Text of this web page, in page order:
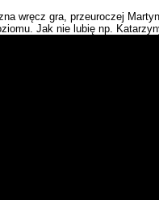
wręcz gra, przeuroczej
Jak nie lubię np.